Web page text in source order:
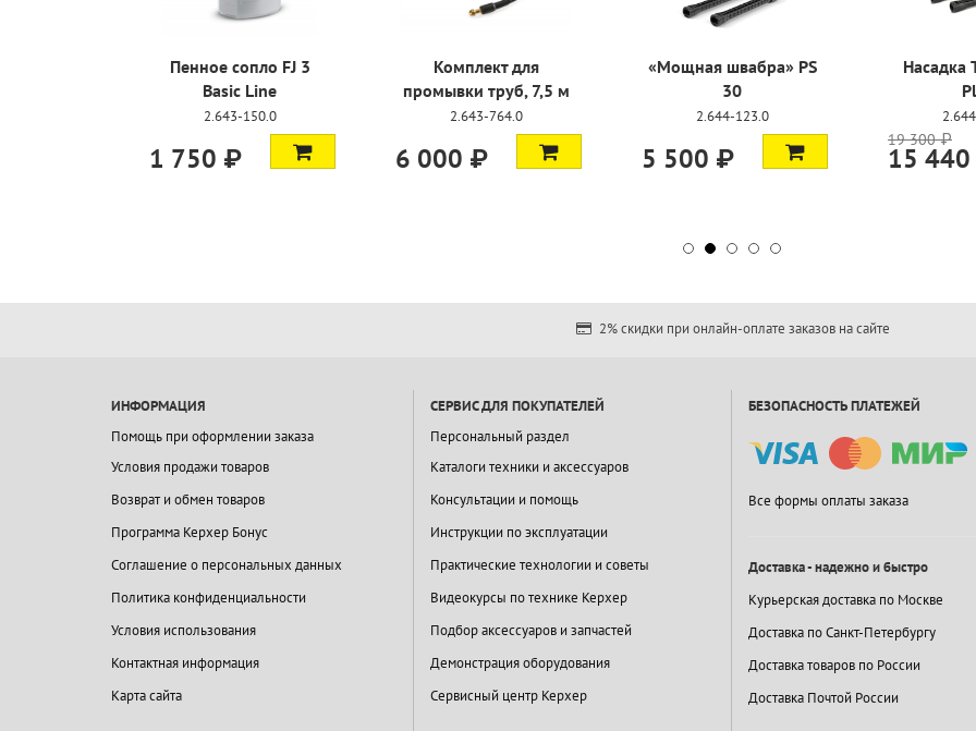
Пенное сопло FJ 3
Basic Line
2.643-150.0
1 750 ₽
Комплект для
промывки труб, 7,5 м
2.643-764.0
6 000 ₽
«Мощная швабра» PS
30
2.644-123.0
5 500 ₽
Насадка
19 300 ₽
15
2% скидки при онлайн-оплате заказов на сайте
ИНФОРМАЦИЯ
Помощь при оформлении заказа
Условия продажи товаров
Возврат и обмен товаров
Программа Керхер Бонус
Соглашение о персональных данных
Политика конфиденциальности
Условия использования
Контактная информация
Карта сайта
СЕРВИС ДЛЯ ПОКУПАТЕЛЕЙ
Персональный раздел
Каталоги техники и аксессуаров
Консультации и помощь
Инструкции по эксплуатации
Практические технологии и советы
Видеокурсы по технике Керхер
Подбор аксессуаров и запчастей
Демонстрация оборудования
Сервисный центр Керхер
БЕЗОПАСНОСТЬ ПЛАТЕЖЕЙ
Все формы оплаты заказа
Доставка - надежно и быстро
Курьерская доставка по Москве
Доставка по Санкт-Петербургу
Доставка товаров по России
Доставка Почтой России